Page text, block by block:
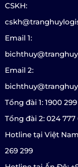
CSKH:
Email 1:
Email 2:
Tổng đài 1: 1900
Tổng đài 2: 024 777
Hotline tại Việt
269 299